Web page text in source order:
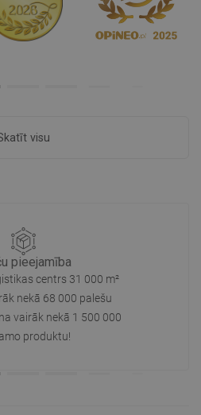
visu
pieejamība
centrs 31 000 m²
nekā 68 000 palešu
vairāk nekā 1 500 000
produktu!